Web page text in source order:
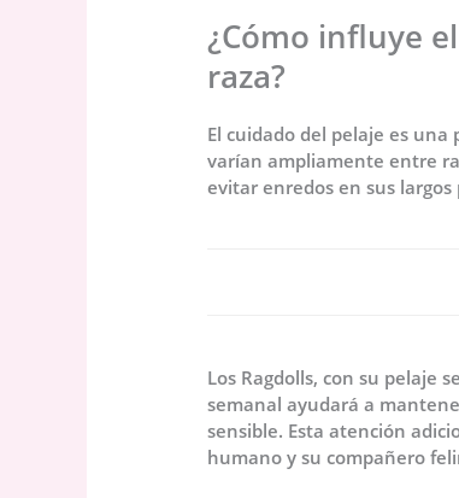
¿Cómo influye
raza?
El cuidado del pelaje es
varían ampliamente entre
evitar enredos en sus
Los Ragdolls, con su pelaje
semanal ayudará a
sensible. Esta atención
humano y su compañero